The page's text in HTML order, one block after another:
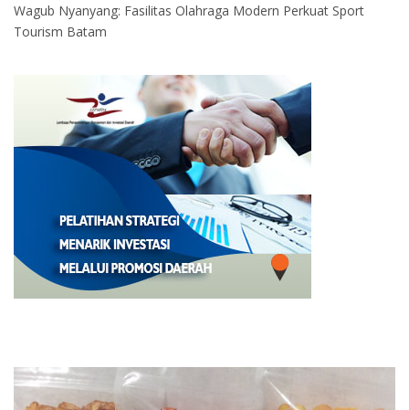
Wagub Nyanyang: Fasilitas Olahraga Modern Perkuat Sport
Tourism Batam